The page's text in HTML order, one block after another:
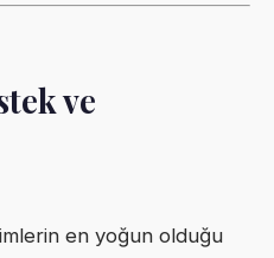
ve
en yoğun olduğu